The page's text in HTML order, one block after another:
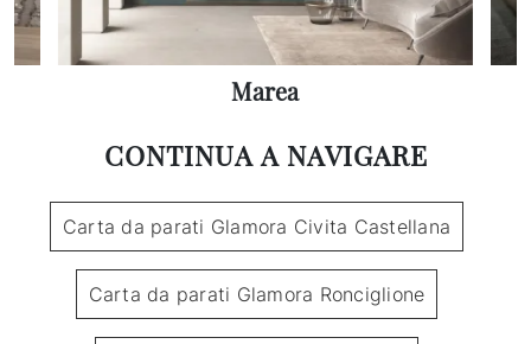
Marea
CONTINUA A NAVIGARE
Carta da parati Glamora Civita Castellana
Carta da parati Glamora Ronciglione